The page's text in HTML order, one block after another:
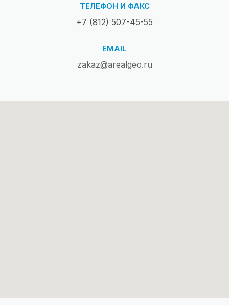
ТЕЛЕФОН И ФАКС
+7 (812) 507-45-55
EMAIL
zakaz@arealgeo.ru